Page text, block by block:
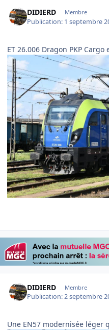
DIDIERD Membre
Publication: 1 septembre
ET 26.006 Dragon PKP Cargo
DIDIERD Membre
Publication:2 septembre
Une EN57 modernisée léger